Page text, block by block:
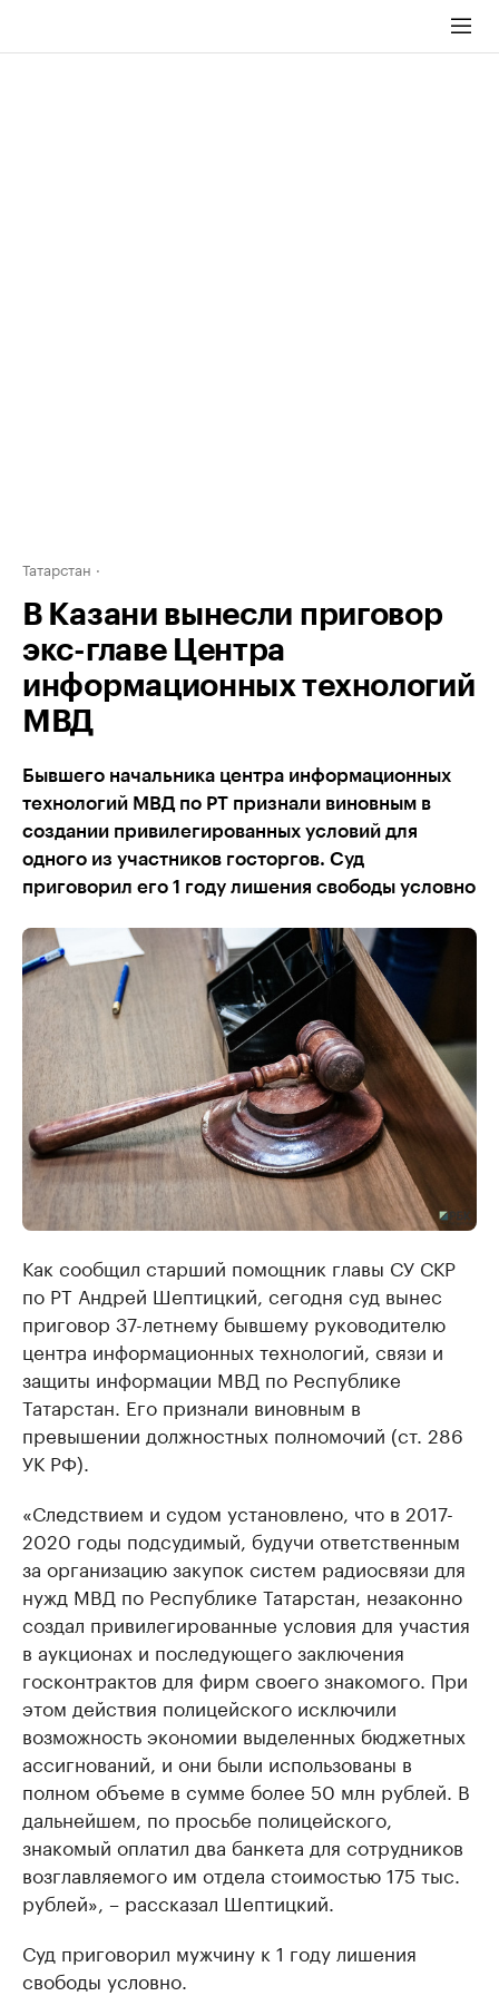
Татарстан
В Казани вынесли приговор
экс-главе Центра
информационных технологий
МВД
Бывшего начальника центра информационных
технологий МВД по РТ признали виновным в
создании привилегированных условий для
одного из участников госторгов. Суд
приговорил его 1 году лишения свободы условно
Как сообщил старший помощник главы СУ СКР
по РТ Андрей Шептицкий, сегодня суд вынес
приговор 37-летнему бывшему руководителю
центра информационных технологий, связи и
защиты информации МВД по Республике
Татарстан. Его признали виновным в
превышении должностных полномочий (ст. 286
УК РФ).
«Следствием и судом установлено, что в 2017-
2020 годы подсудимый, будучи ответственным
за организацию закупок систем радиосвязи для
нужд МВД по Республике Татарстан, незаконно
создал привилегированные условия для участия
в аукционах и последующего заключения
госконтрактов для фирм своего знакомого. При
этом действия полицейского исключили
возможность экономии выделенных бюджетных
ассигнований, и они были использованы в
полном объеме в сумме более 50 млн рублей. В
дальнейшем, по просьбе полицейского,
знакомый оплатил два банкета для сотрудников
возглавляемого им отдела стоимостью 175 тыс.
рублей», – рассказал Шептицкий.
Суд приговорил мужчину к 1 году лишения
свободы условно.